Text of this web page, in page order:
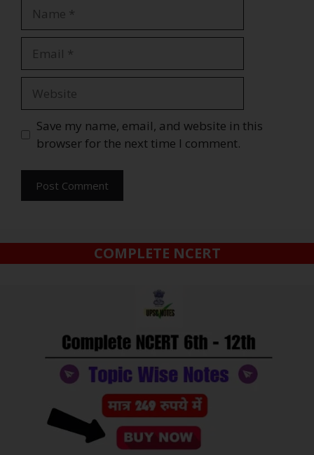
Save my name, email, and website in this
browser for the next time I comment.
COMPLETE NCERT